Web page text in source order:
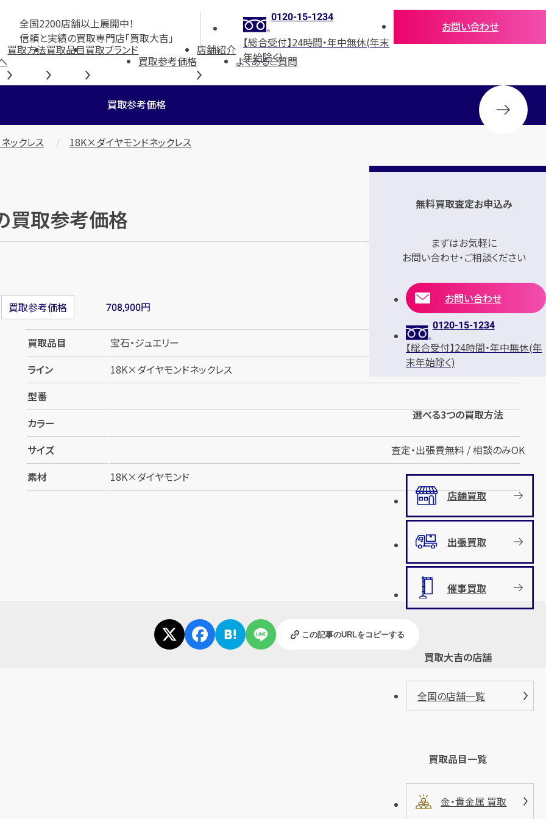
全国2200店舗以上展開中！
信頼と実績の買取専門店「買取大吉」
0120-15-1234
【総合受付】24時間・年中無休(年末
年始除く)
お問い合わせ
買取方法買取品目買取ブランド
買取参考価格
店舗紹介
よくあるご質問
買取参考価格
ックレス 18K×ダイヤモンドネックレス
買取参考価格
買取参考価格 708,900円
買取品目
宝石・ジュエリー
ライン
18K×ダイヤモンドネックレス
型番
カラー
サイズ
素材
18K×ダイヤモンド
この記事のURLをコピーする
無料買取査定お申込み
まずはお気軽に
お問い合わせ・ご相談ください
お問い合わせ
0120-15-1234
【総合受付】24時間・年中無休(年
末年始除く)
選べる3つの買取方法
査定・出張費無料 / 相談のみOK
店舗買取
出張買取
催事買取
買取大吉の店舗
全国の店舗一覧
買取品目一覧
金・貴金属 買取